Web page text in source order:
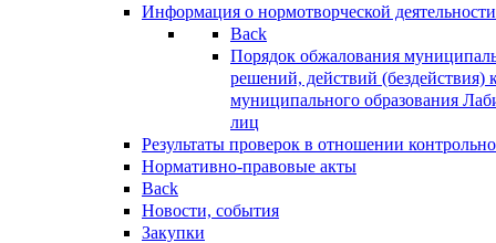
Информация о нормотворческой деятельности
Back
Порядок обжалования
решений, действий (бездействия)
муниципального образования
лиц
Результаты проверок в отношении
Нормативно-правовые акты
Back
Новости, события
Закупки